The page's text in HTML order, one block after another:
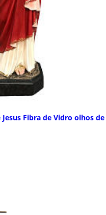
Fibra de Vidro olhos de